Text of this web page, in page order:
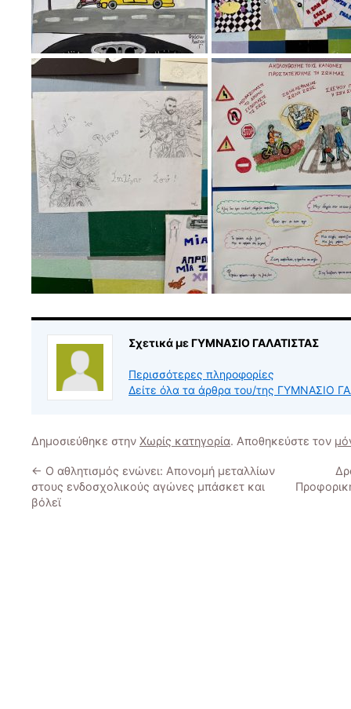
Σχετικά με ΓΥΜΝΑΣΙΟ ΓΑΛΑΤΙΣΤΑΣ
Περισσότερες πληροφορίες
Δείτε όλα τα άρθρα του/της ΓΥΜΝΑΣΙΟ
Δημοσιεύθηκε στην Χωρίς κατηγορία. Αποθηκεύστε τον
← Ο αθλητισμός ενώνει: Απονομή μεταλλίων
στους ενδοσχολικούς αγώνες μπάσκετ και
βόλεϊ